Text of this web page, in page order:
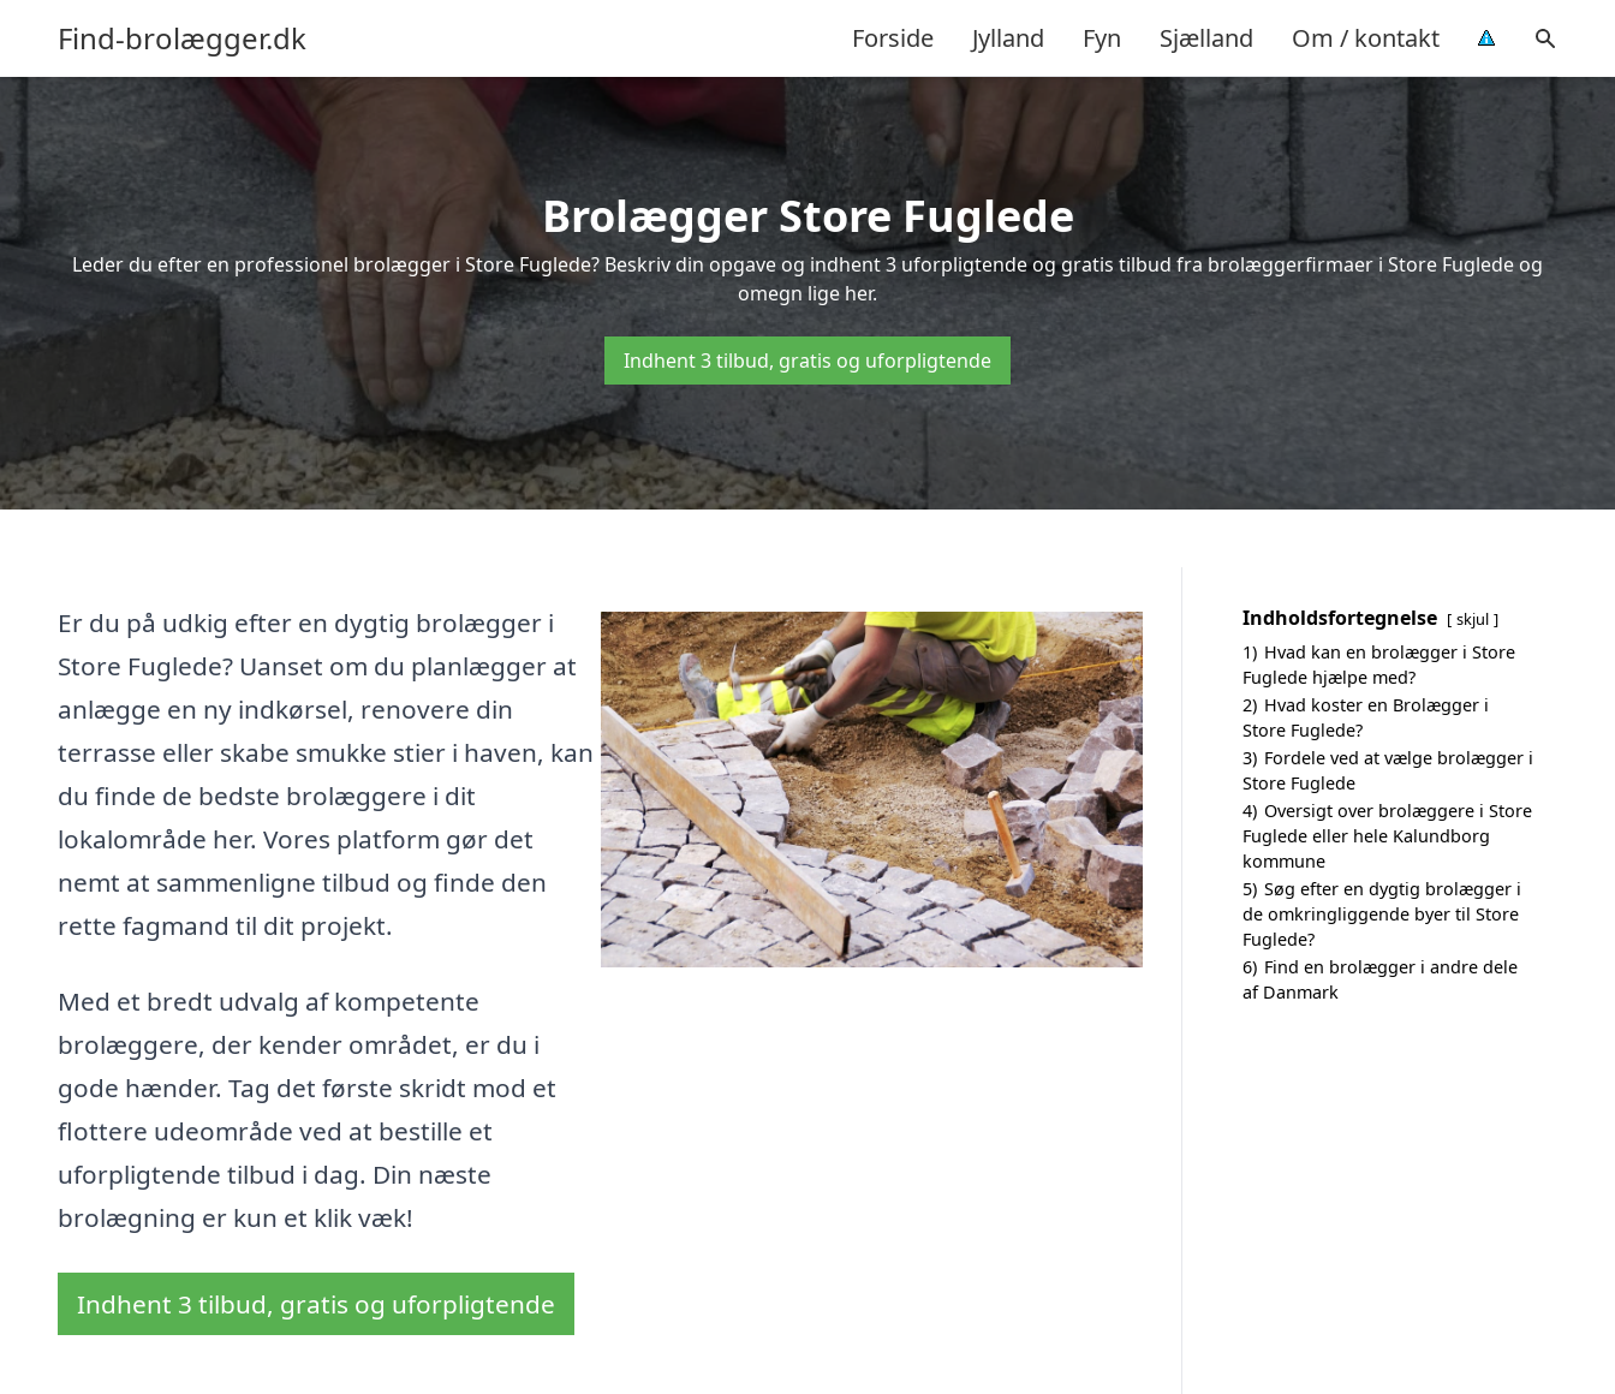
Find-brolægger.dk Forside Jylland Fyn Sjælland Om / kontakt
Brolægger Store Fuglede
Leder du efter en professionel brolægger i Store Fuglede? Beskriv din opgave og indhent 3 uforpligtende og gratis tilbud fra brolæggerfirmaer i Store Fuglede og
omegn lige her.
Indhent 3 tilbud, gratis og uforpligtende
Er du på udkig efter en dygtig brolægger i
Store Fuglede? Uanset om du planlægger at
anlægge en ny indkørsel, renovere din
terrasse eller skabe smukke stier i haven, kan
du finde de bedste brolæggere i dit
lokalområde her. Vores platform gør det
nemt at sammenligne tilbud og finde den
rette fagmand til dit projekt.
Med et bredt udvalg af kompetente
brolæggere, der kender området, er du i
gode hænder. Tag det første skridt mod et
flottere udeområde ved at bestille et
uforpligtende tilbud i dag. Din næste
brolægning er kun et klik væk!
Indhent 3 tilbud, gratis og uforpligtende
Indholdsfortegnelse skjul
1) Hvad kan en brolægger i Store
Fuglede hjælpe med?
2) Hvad koster en Brolægger i
Store Fuglede?
3) Fordele ved at vælge brolægger i
Store Fuglede
4) Oversigt over brolæggere i Store
Fuglede eller hele Kalundborg
kommune
5) Søg efter en dygtig brolægger i
de omkringliggende byer til Store
Fuglede?
6) Find en brolægger i andre dele
af Danmark